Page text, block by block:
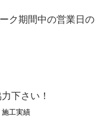
期間中の営業日の
下さい！
施工実績